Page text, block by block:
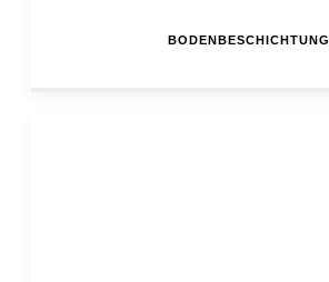
BODENBESCHICHTUNG